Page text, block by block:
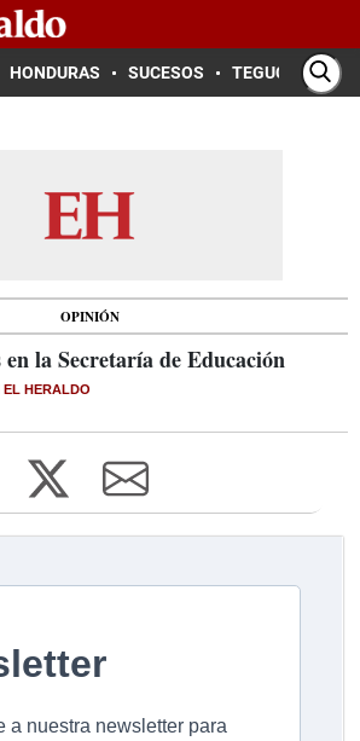
HONDURAS SUCESOS TEGUCIGALPA
OPINIÓN
en la Secretaría de Educación
EL HERALDO